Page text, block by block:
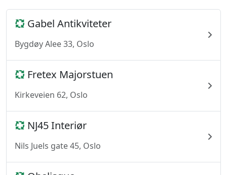
Gabel Antikviteter
Bygdøy Alee 33, Oslo
Fretex Majorstuen
Kirkeveien 62, Oslo
NJ45 Interiør
Nils Juels gate 45, Oslo